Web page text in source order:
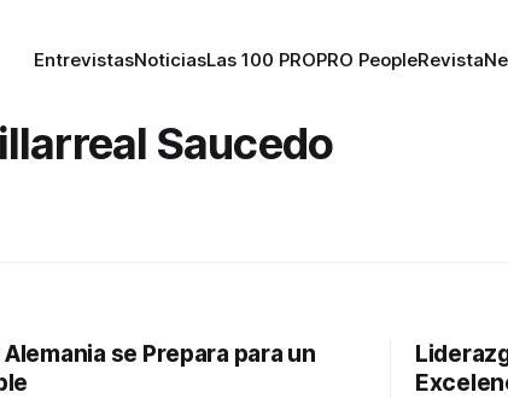
EntrevistasNoticiasLas 100 PROPRO PeopleRevista
Saucedo
se Prepara para un